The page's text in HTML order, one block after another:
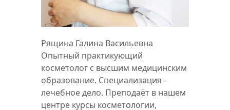
Рящина Галина Васильевна
Опытный практикующий
косметолог с высшим медицинским
образование. Специализация -
лечебное дело. Преподаёт в нашем
центре курсы косметологии,